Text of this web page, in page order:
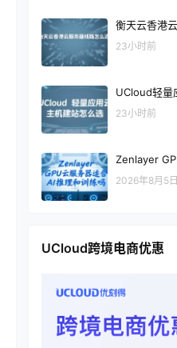
衡天云香港
23小时前
UCloud轻量
23小时前
Zenlayer
2026年8月5日
UCloud跨境电商优惠